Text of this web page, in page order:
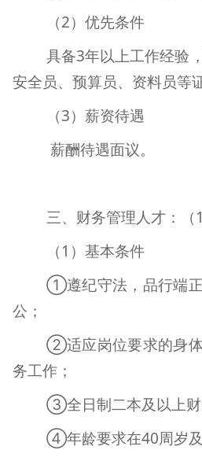
（2）优先条件
具备3年以上工作经验
安全员、预算员、资料员等
（3）薪资待遇
薪酬待遇面议。
三、财务管理人才：（
（1 ）基本条件
①遵纪守法，品行端
公；
②适应岗位要求的身
务工作；
③全日制二本及以上财
④年龄要求在40周岁